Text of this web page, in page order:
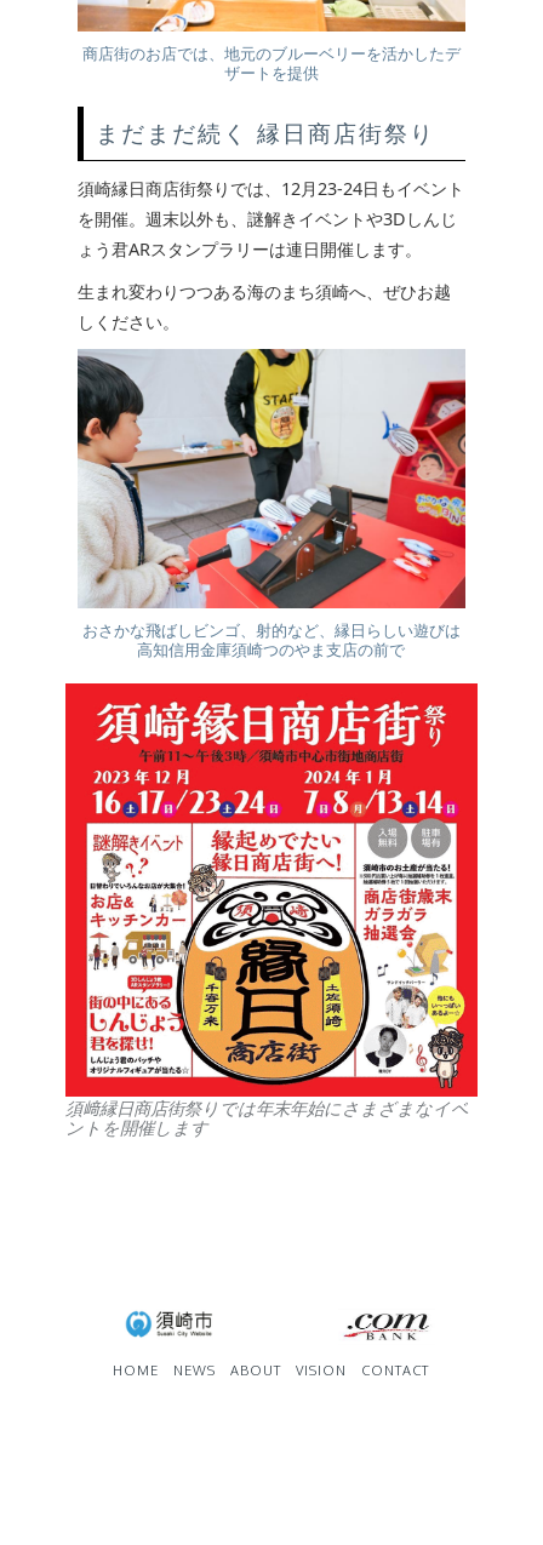
商店街のお店では、地元のブルーベリーを活かしたデ
ザートを提供
まだまだ続く 縁日商店街祭り
須崎縁日商店街祭りでは、12月23-24日もイベント
を開催。週末以外も、謎解きイベントや3Dしんじ
ょう君ARスタンプラリーは連日開催します。
生まれ変わりつつある海のまち須崎へ、ぜひお越
しください。
おさかな飛ばしビンゴ、射的など、縁日らしい遊びは
高知信用金庫須崎つのやま支店の前で
須﨑縁日商店街祭りでは年末年始にさまざまなイベ
ントを開催します
HOME NEWS ABOUT VISION CONTACT